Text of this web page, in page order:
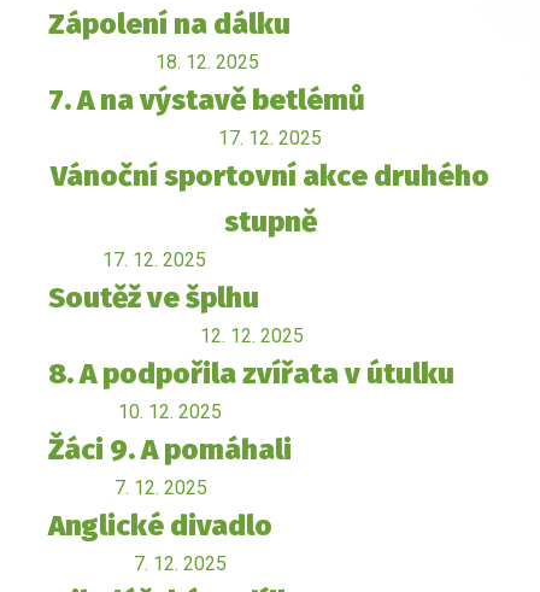
Zápolení na dálku
18. 12. 2025
7. A na výstavě betlémů
17. 12. 2025
Vánoční sportovní akce druhého
stupně
17. 12. 2025
Soutěž ve šplhu
12. 12. 2025
8. A podpořila zvířata v útulku
10. 12. 2025
Žáci 9. A pomáhali
7. 12. 2025
Anglické divadlo
7. 12. 2025